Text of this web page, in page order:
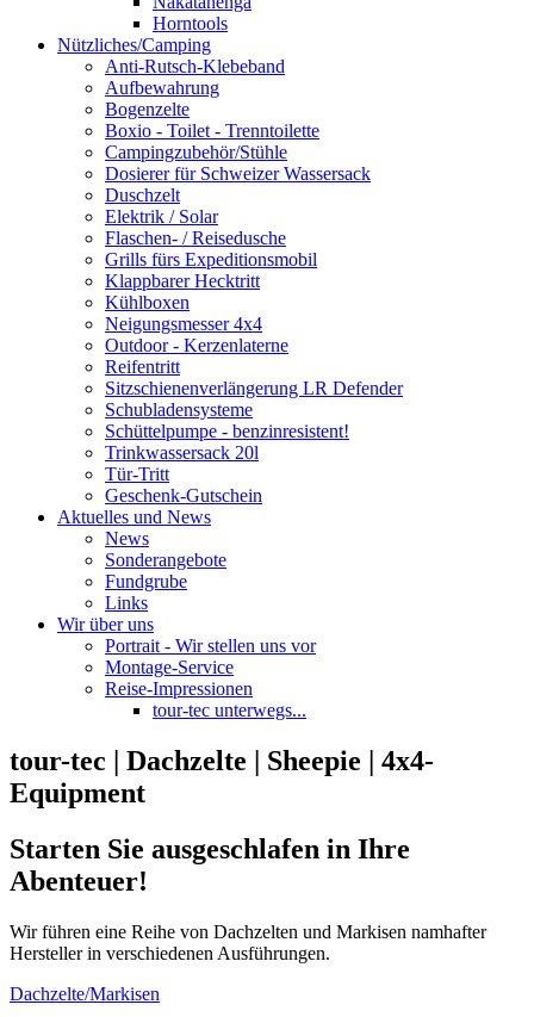
Horntools
Nützliches/Camping
Anti-Rutsch-Klebeband
Aufbewahrung
Bogenzelte
Boxio - Toilet - Trenntoilette
Campingzubehör/Stühle
Dosierer für Schweizer Wassersack
Duschzelt
Elektrik / Solar
Flaschen- / Reisedusche
Grills fürs Expeditionsmobil
Klappbarer Hecktritt
Kühlboxen
Neigungsmesser 4x4
Outdoor - Kerzenlaterne
Reifentritt
Sitzschienenverlängerung LR Defender
Schubladensysteme
Schüttelpumpe - benzinresistent!
Trinkwassersack 20l
Tür-Tritt
Geschenk-Gutschein
Aktuelles und News
News
Sonderangebote
Fundgrube
Links
Wir über uns
Portrait - Wir stellen uns vor
Montage-Service
Reise-Impressionen
tour-tec unterwegs...
tour-tec | Dachzelte | Sheepie | 4x4-
Equipment
Starten Sie ausgeschlafen in Ihre
Abenteuer!
Wir führen eine Reihe von Dachzelten und Markisen namhafter
Hersteller in verschiedenen Ausführungen.
Dachzelte/Markisen